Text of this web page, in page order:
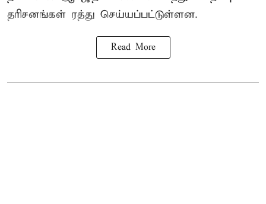
தரிசனங்கள் ரத்து செய்யப்பட்டுள்ளன.
Read More